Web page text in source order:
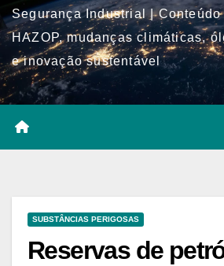
Segurança Industrial |
HAZOP, mudanças climáticas,
e inovação sustentável
SUBSTÂNCIAS PERIGOSAS
Reservas de